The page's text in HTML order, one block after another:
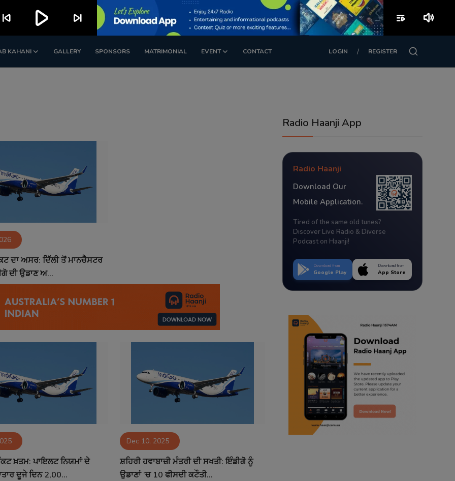
KAHANI GALLERY SPONSORS MATRIMONIAL EVENT CONTACT LOGIN / REGISTER
ਦਾ ਅਸਰ: ਦਿੱਲੀ ਤੋਂ ਮਾਨਚੈਸਟਰ
ਦੀ ਉਡਾਣ ਅ...
ਖ਼ਤਮ: ਪਾਇਲਟ ਨਿਯਮਾਂ ਦੇ
ਦੂਜੇ ਦਿਨ 2,00...
Dec 10, 2025
ਸ਼ਹਿਰੀ ਹਵਾਬਾਜ਼ੀ ਮੰਤਰੀ ਦੀ ਸਖਤੀ: ਇੰਡੀਗੋ ਨੂੰ
ਉਡਾਣਾਂ ’ਚ 10 ਫੀਸਦੀ ਕਟੌਤੀ...
Radio Haanji App
Radio Haanji
Download Our
Mobile Application.
Tired of the same old tunes?
Discover Live Radio & Diverse
Podcast on Haanji!
Download from
Google Play
Download from
App Store
skip_previous play_arrow skip_next playlist_play volume_up